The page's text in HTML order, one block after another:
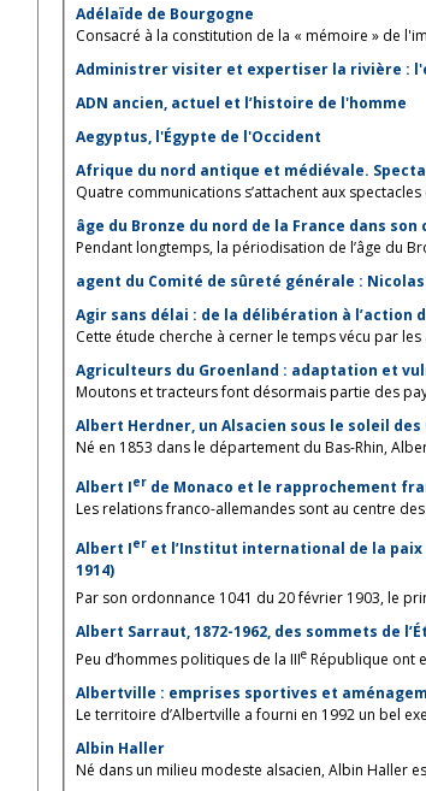
Adélaïde de Bourgogne
Consacré à la constitution de la « mémoire » de
Administrer visiter et expertiser la rivière :
ADN ancien, actuel et l’histoire de l'homme
Aegyptus, l'Égypte de l'Occident
Afrique du nord antique et médiévale.
Quatre communications s’attachent aux
âge du Bronze du nord de la France dans son
Pendant longtemps, la périodisation de l’âge du
agent du Comité de sûreté générale : Nicolas
Agir sans délai : de la délibération à
Cette étude cherche à cerner le temps vécu par
Agriculteurs du Groenland : adaptation et
Moutons et tracteurs font désormais partie des
Albert Herdner, un Alsacien sous le soleil
Né en 1853 dans le département du Bas-Rhin,
Albert Ier de Monaco et le rapprochement
Les relations franco-allemandes sont au centre
Albert Ier et l’Institut international de la
1914)
Par son ordonnance 1041 du 20 février 1903, le
Albert Sarraut, 1872-1962, des sommets de
Peu d’hommes politiques de la IIIe République ont
Albertville : emprises sportives et
Le territoire d’Albertville a fourni en 1992 un bel
Albin Haller
Né dans un milieu modeste alsacien, Albin Haller